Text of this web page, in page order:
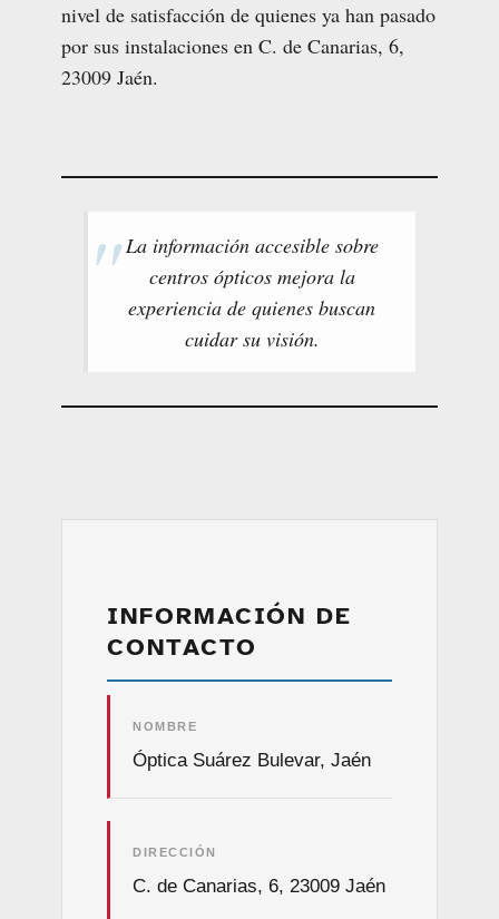
nivel de satisfacción de quienes ya han pasado
por sus instalaciones en C. de Canarias, 6,
23009 Jaén.
La información accesible sobre
centros ópticos mejora la
experiencia de quienes buscan
cuidar su visión.
INFORMACIÓN DE
CONTACTO
NOMBRE
Óptica Suárez Bulevar, Jaén
DIRECCIÓN
C. de Canarias, 6, 23009 Jaén